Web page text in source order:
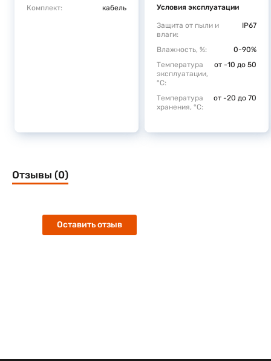
Комплект:
кабель
Условия эксплуатации
Защита от пыли и
влаги:
IP67
Влажность, %:
0-90%
Температура
эксплуатации,
°C:
от -10 до 50
Температура
хранения, °C:
от -20 до 70
Отзывы (0)
Оставить отзыв